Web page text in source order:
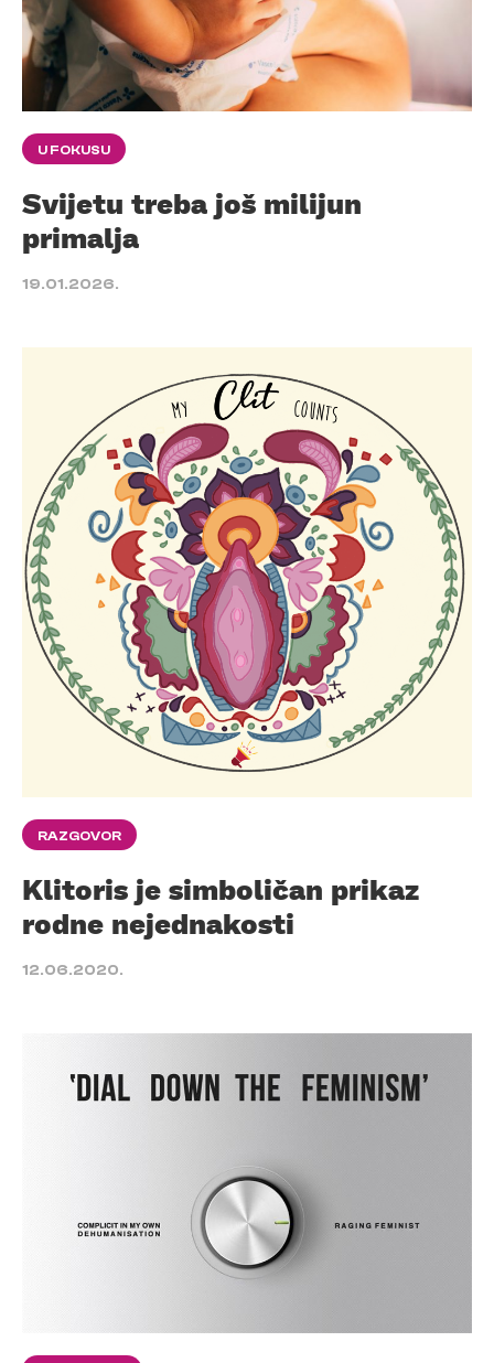
U FOKUSU
Svijetu treba još milijun
primalja
19.01.2026.
RAZGOVOR
Klitoris je simboličan prikaz
rodne nejednakosti
12.06.2020.